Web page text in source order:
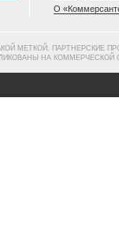
О
МЕТКОЙ, ПАРТНЕРСКИЕ
НА КОММЕРЧЕСКОЙ